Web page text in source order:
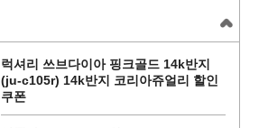
럭셔리 쓰브다이아 핑크골드 14k반지
(ju-c105r) 14k반지 코리아쥬얼리 할인
쿠폰